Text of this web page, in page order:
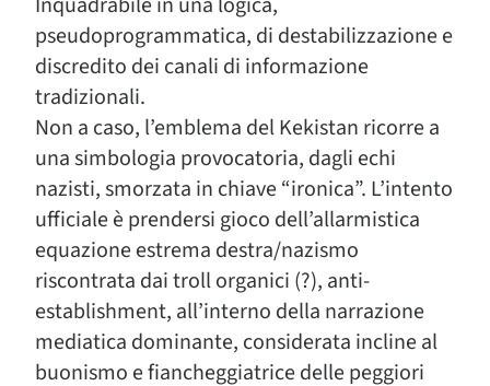
pseudoprogrammatica, di destabilizzazione e
discredito dei canali di informazione
tradizionali.
Non a caso, l’emblema del Kekistan ricorre a
una simbologia provocatoria, dagli echi
nazisti, smorzata in chiave “ironica”. L’intento
ufficiale è prendersi gioco dell’allarmistica
equazione estrema destra/nazismo
riscontrata dai troll organici (?), anti-
establishment, all’interno della narrazione
mediatica dominante, considerata incline al
buonismo e fiancheggiatrice delle peggiori